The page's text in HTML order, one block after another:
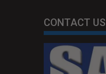
CONTACT US